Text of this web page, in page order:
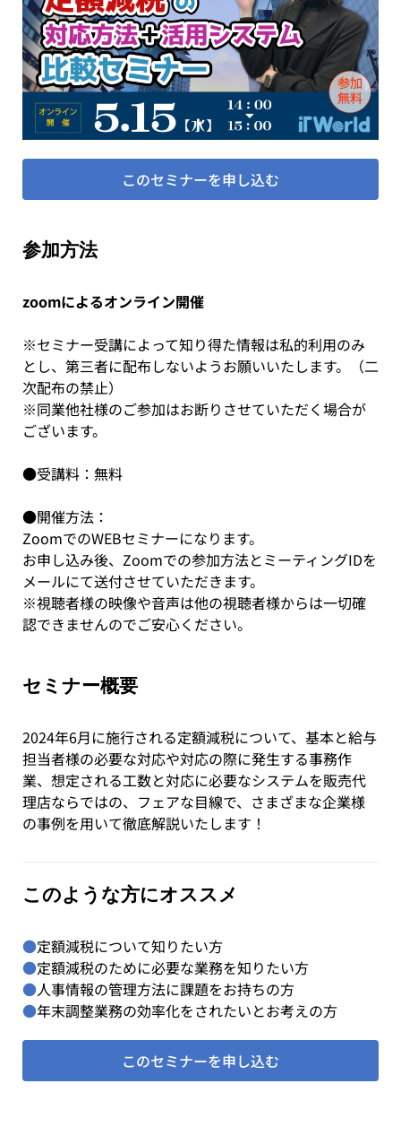
このセミナーを申し込む
参加方法
zoomによるオンライン開催
※セミナー受講によって知り得た情報は私的利用のみ
とし、第三者に配布しないようお願いいたします。（二
次配布の禁止）
※同業他社様のご参加はお断りさせていただく場合が
ございます。
●受講料：無料
●開催方法：
ZoomでのWEBセミナーになります。
お申し込み後、Zoomでの参加方法とミーティングIDを
メールにて送付させていただきます。
※視聴者様の映像や音声は他の視聴者様からは一切確
認できませんのでご安心ください。
セミナー概要
2024年6月に施行される定額減税について、基本と給与
担当者様の必要な対応や対応の際に発生する事務作
業、想定される工数と対応に必要なシステムを販売代
理店ならではの、フェアな目線で、さまざまな企業様
の事例を用いて徹底解説いたします！
このような方にオススメ
●定額減税について知りたい方
●定額減税のために必要な業務を知りたい方
●人事情報の管理方法に課題をお持ちの方
●年末調整業務の効率化をされたいとお考えの方
このセミナーを申し込む